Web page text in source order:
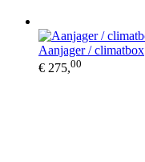
Aanjager / climatbox
€ 275,00